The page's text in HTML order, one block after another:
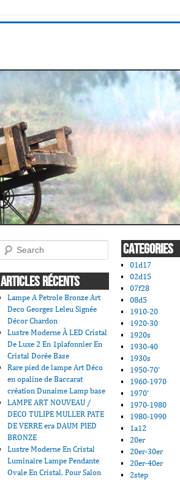
Search
ARTICLES RÉCENTS
Lampe A Petrole Bronze Art
Deco Georges Leleu Signée
Décor Chardon
Lustre Moderne À LED Cristal
De Luxe 2 En 1plafonnier En
Cristal Dorée Base
Rare pied de lampe Art Déco
en opaline de Baccarat
création Dunaime Lamp base
LAMPE ART NOUVEAU /
DECO TULIPE MULLER PATE
DE VERRE era DAUM PIED
BRONZE
Lustre Moderne En Cristal
Luminaire Lampe Pendante
Ovale En Cristal, Pour Salon
CATEGORIES
01d17
02d15
07f28
08d5
1910-20
1920-30
1920s
1930-40
1930s
1950-70'
1960-1970
1970'
1970-1980
1980-1990
1a12
20er
20er-30er
20er-40er
2step